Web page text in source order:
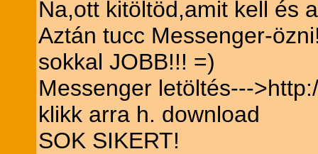
Na,ott kitöltöd,amit kell és
Aztán tucc Messenger-
sokkal JOBB!!! =)
Messenger letöltés---
klikk arra h. download
SOK SIKERT!